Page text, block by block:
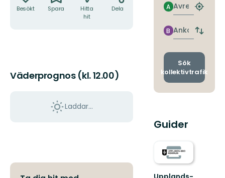
Besökt Spara
Hitta
hit
Dela
Väderprognos (kl. 12.00)
Laddar...
Avresa
A
Hitta
Ankomst
B
Byt
och
Sök
kollektivtrafik
Guider